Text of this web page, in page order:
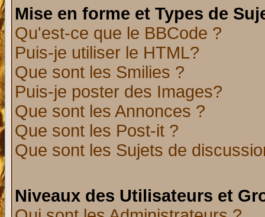
Mise en forme et Types de
Qu'est-ce que le BBCode ?
Puis-je utiliser le HTML?
Que sont les Smilies ?
Puis-je poster des Images?
Que sont les Annonces ?
Que sont les Post-it ?
Que sont les Sujets de
Niveaux des Utilisateurs et